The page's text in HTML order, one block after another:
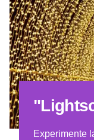
Experimente